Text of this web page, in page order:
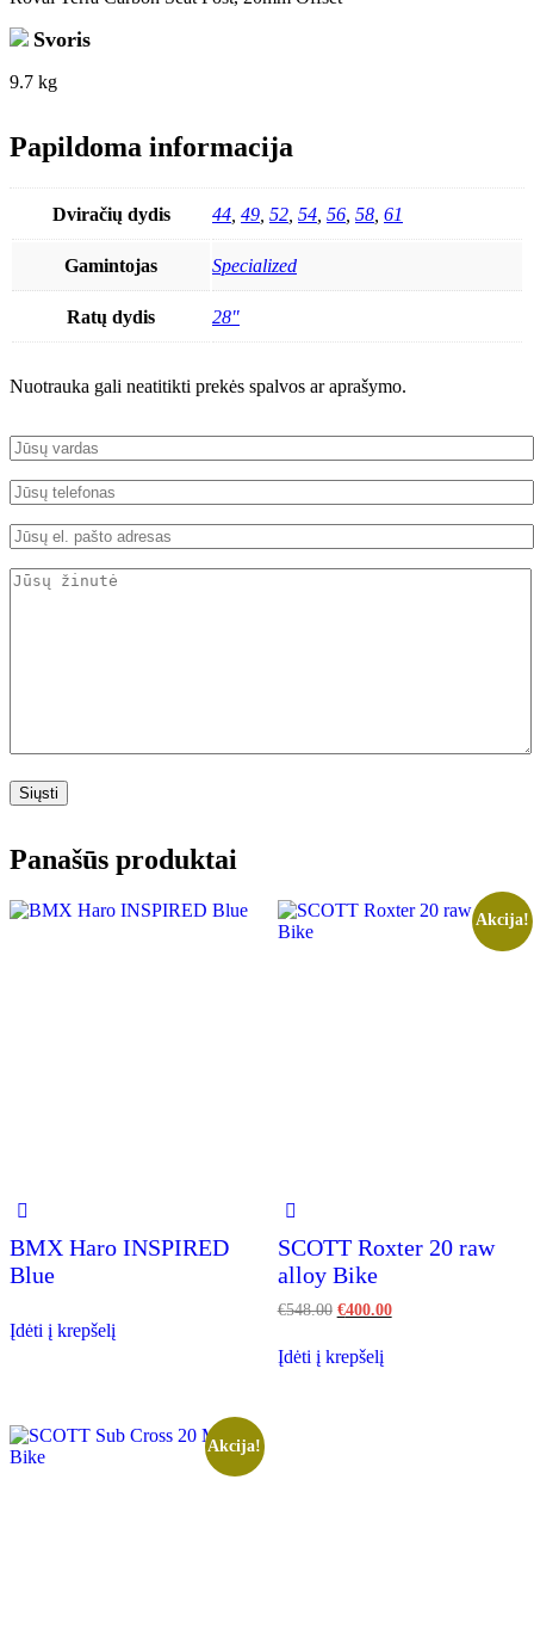
Svoris
9.7 kg
Papildoma informacija
Dviračių dydis 44 49 52 54 56 58 61
Gamintojas Specialized
Ratų dydis 28"
Nuotrauka gali neatitikti prekės spalvos ar aprašymo.
Panašūs produktai
BMX Haro INSPIRED
Blue
Įdėti į krepšelį
Akcija!
SCOTT Roxter 20 raw
alloy Bike
€548.00 €400.00
Įdėti į krepšelį
Akcija!